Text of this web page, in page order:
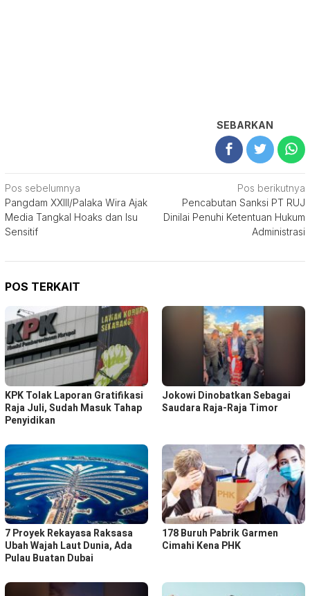
SEBARKAN
Navigasi
pos
Pos sebelumnya
Pangdam XXIII/Palaka Wira Ajak
Media Tangkal Hoaks dan Isu
Sensitif
Pos berikutnya
Pencabutan Sanksi PT RUJ
Dinilai Penuhi Ketentuan Hukum
Administrasi
POS TERKAIT
KPK Tolak Laporan Gratifikasi
Raja Juli, Sudah Masuk Tahap
Penyidikan
Jokowi Dinobatkan Sebagai
Saudara Raja-Raja Timor
7 Proyek Rekayasa Raksasa
Ubah Wajah Laut Dunia, Ada
Pulau Buatan Dubai
178 Buruh Pabrik Garmen
Cimahi Kena PHK